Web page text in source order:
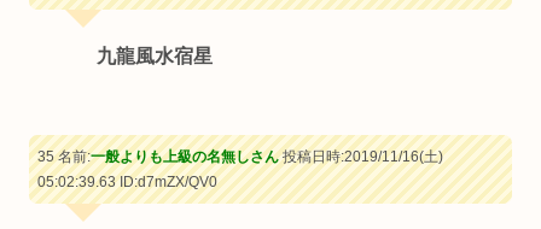
九龍風水宿星
35 名前:一般よりも上級の名無しさん投稿日時:2019/11/16(土)
05:02:39.63ID:d7mZX/QV0